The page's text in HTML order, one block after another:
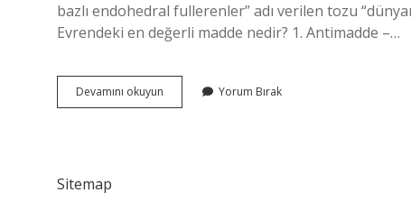
bazlı endohedral fullerenler” adı verilen tozu
Evrendeki en değerli madde nedir? 1. Antimadde –…
Devamını okuyun Dünyanın
En
Yorum Bırak
Sitemap